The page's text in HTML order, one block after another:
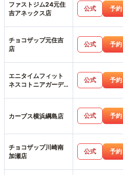
ファストジム24元住
吉アネックス店
公式 予約
チョコザップ元住吉
店
公式 予約
エニタイムフィット
ネスコトニアガーデ
公式 予約
カーブス横浜綱島店 公式 予約
チョコザップ川崎南
加瀬店
公式 予約